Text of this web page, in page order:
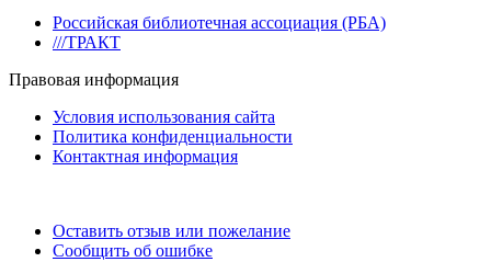
Российская библиотечная ассоциация (РБА)
///ТРАКТ
Правовая информация
Условия использования сайта
Политика конфиденциальности
Контактная информация
Оставить отзыв или пожелание
Сообщить об ошибке